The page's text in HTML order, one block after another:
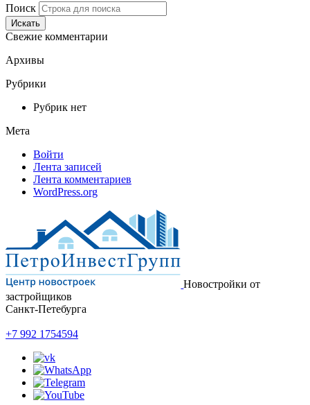
Поиск
Искать
Свежие комментарии
Архивы
Рубрики
Рубрик нет
Мета
Войти
Лента записей
Лента комментариев
WordPress.org
Новостройки от
застройщиков
Санкт-Петебурга
+7 992 1754594